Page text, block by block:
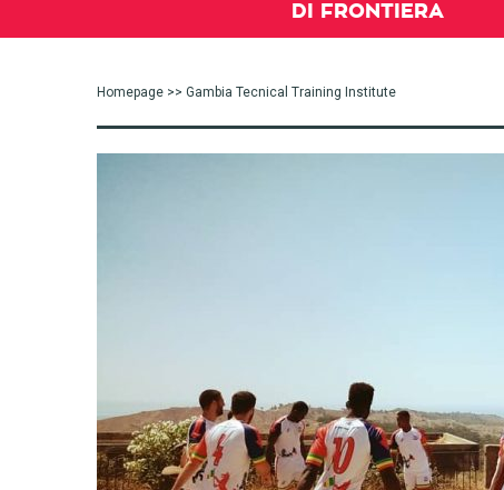
DI FRONTIERA
Homepage >> Gambia Tecnical Training Institute